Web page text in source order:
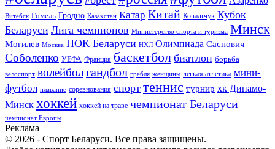
Витебск Гомель Гродно Казахстан Катар Китай Ковальчук Кубок
Беларуси Лига чемпионов Министерство спорта и туризма Минск
Могилев Москва НОК Беларуси НХЛ Олимпиада Саснович
Соболенко УЕФА Франция баскетбол биатлон борьба
велоспорт волейболгандбол гребля женщины легкая атлетика мини-
футбол плавание соревнования спорт теннис турнир хк Динамо-
Минск хоккей хоккей на траве чемпионат Беларуси
чемпионат Европы
Реклама
© 2026 - Спорт Беларуси. Все права защищены.